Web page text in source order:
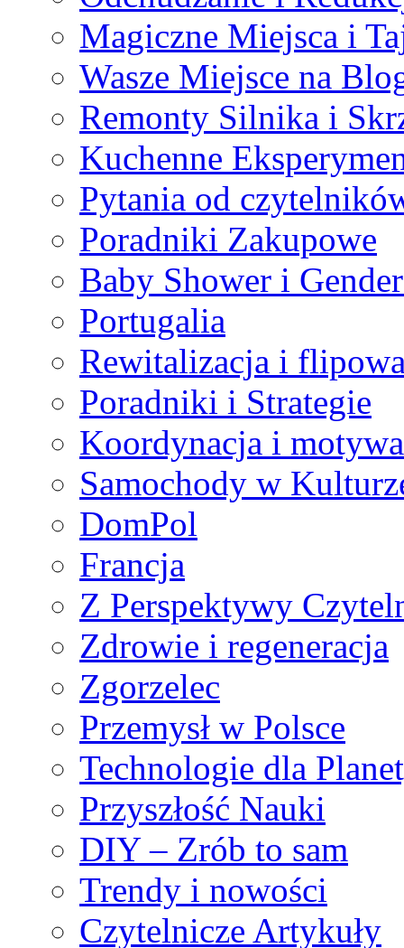
Magiczne Miejsca i
Wasze Miejsce na
Remonty Silnika i
Kuchenne
Pytania od
Poradniki Zakupowe
Baby Shower i
Portugalia
Rewitalizacja i
Poradniki i Strategie
Koordynacja i
Samochody w
DomPol
Francja
Z Perspektywy
Zdrowie i regeneracja
Zgorzelec
Przemysł w Polsce
Technologie dla
Przyszłość Nauki
DIY – Zrób to sam
Trendy i nowości
Czytelnicze Artykuły